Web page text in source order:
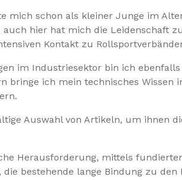
mich schon als kleiner Junge im
hier hat mich die Leidenschaft
Kontakt zu
im Industriesektor bin ich
bringe ich mein technisches
Auswahl von Artikeln, um ihnen
Herausforderung, mittels
die bestehende lange Bindung zu